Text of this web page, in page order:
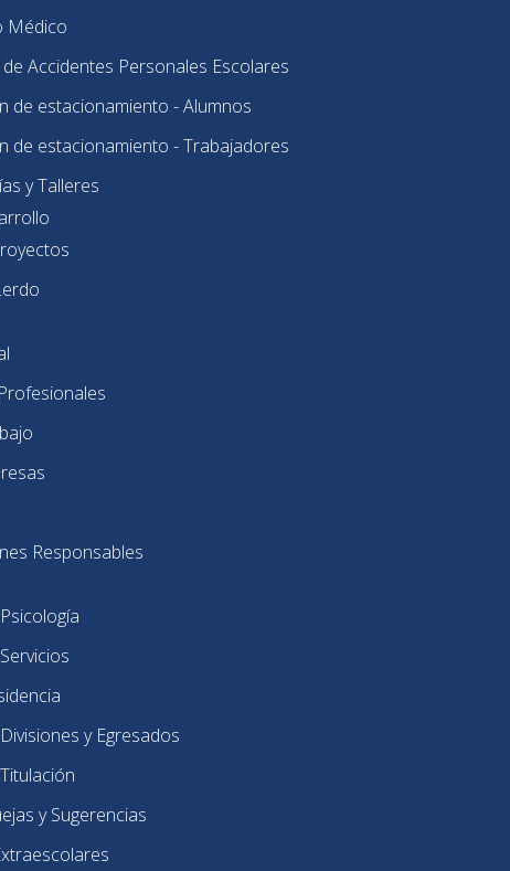
Médico
Accidentes Personales Escolares
de estacionamiento - Alumnos
de estacionamiento - Trabajadores
y Talleres
Responsables
y Egresados
y Sugerencias